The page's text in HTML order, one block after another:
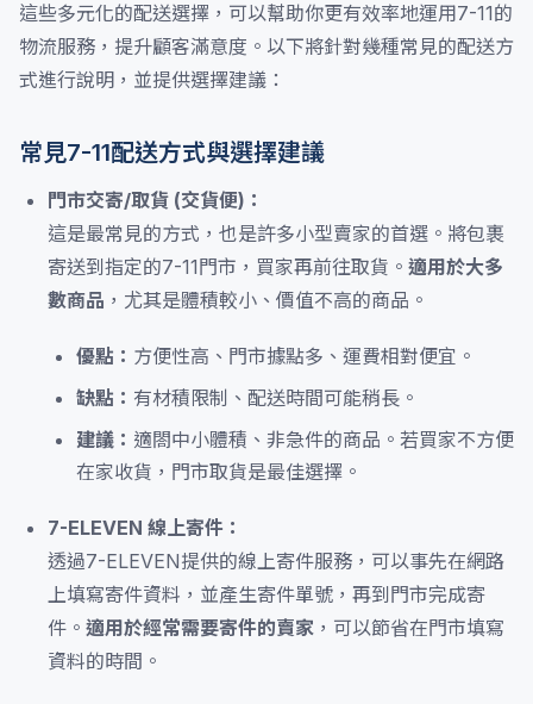
這些多元化的配送選擇，可以幫助你更有效率地運用7-11的
物流服務，提升顧客滿意度。以下將針對幾種常見的配送方
式進行說明，並提供選擇建議：
常見7-11配送方式與選擇建議
門市交寄/取貨 (交貨便)：
這是最常見的方式，也是許多小型賣家的首選。將包裹
寄送到指定的7-11門市，買家再前往取貨。 適用於大多
數商品 ，尤其是體積較小、價值不高的商品。
優點： 方便性高、門市據點多、運費相對便宜。
缺點： 有材積限制、配送時間可能稍長。
建議： 適閤中小體積、非急件的商品。若買家不方便
在家收貨，門市取貨是最佳選擇。
7-ELEVEN 線上寄件：
透過7-ELEVEN提供的線上寄件服務，可以事先在網路
上填寫寄件資料，並產生寄件單號，再到門市完成寄
件。 適用於經常需要寄件的賣家 ，可以節省在門市填寫
資料的時間。